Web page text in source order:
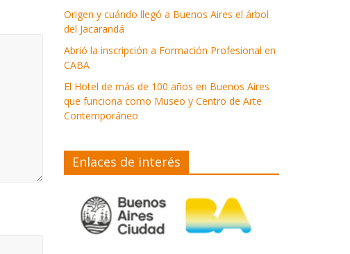
Origen y cuándo llegó a Buenos Aires el árbol
del Jacarandá
Abrió la inscripción a Formación Profesional en
CABA
El Hotel de más de 100 años en Buenos Aires
que funciona como Museo y Centro de Arte
Contemporáneo
Enlaces de interés